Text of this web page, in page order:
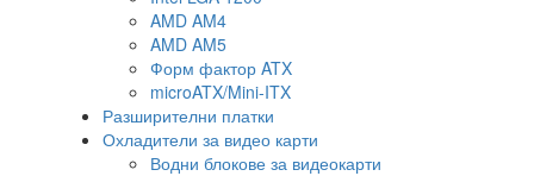
AMD AM4
AMD AM5
Форм фактор ATX
microATX/Mini-ITX
Разширителни платки
Охладители за видео карти
Водни блокове за видеокарти